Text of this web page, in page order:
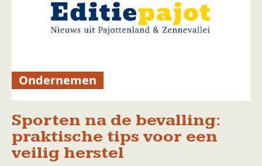
Ondernemen
Sporten na de bevalling:
praktische tips voor een
veilig herstel